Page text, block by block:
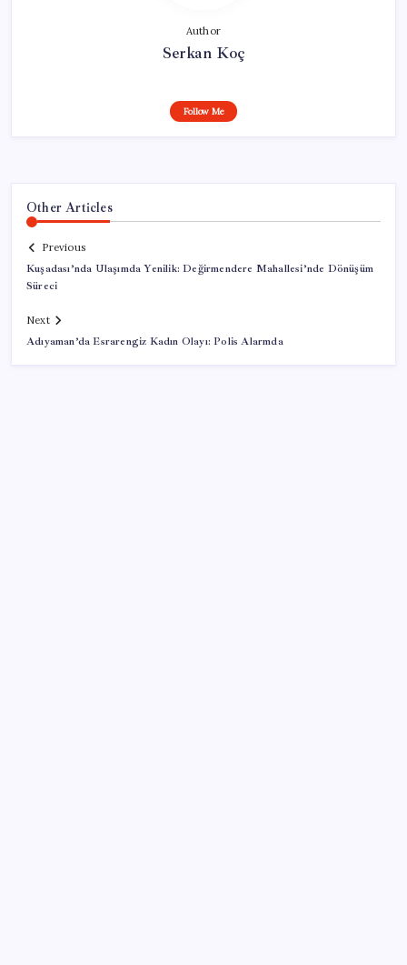
Author
Serkan Koç
Follow Me
Other Articles
Previous
Kuşadası’nda Ulaşımda Yenilik: Değirmendere Mahallesi’nde Dönüşüm
Süreci
Next
Adıyaman’da Esrarengiz Kadın Olayı: Polis Alarmda